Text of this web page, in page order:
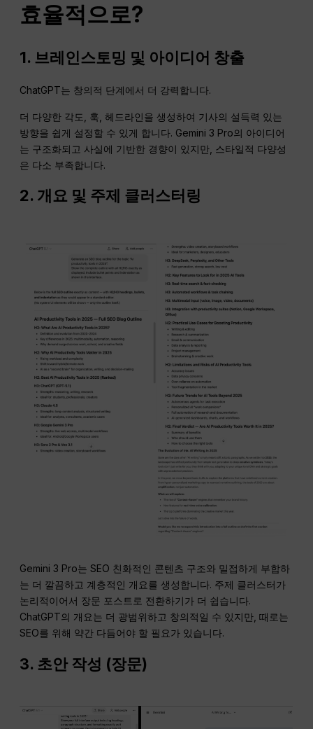
효율적으로?
1. 브레인스토밍 및 아이디어 창출
ChatGPT는 창의적 단계에서 더 강력합니다.
더 다양한 각도, 훅, 헤드라인을 생성하여 기사의 설득력 있는
방향을 쉽게 설정할 수 있게 합니다. Gemini 3 Pro의 아이디어
는 구조화되고 사실에 기반한 경향이 있지만, 스타일적 다양성
은 다소 부족합니다.
2. 개요 및 주제 클러스터링
Gemini 3 Pro는 SEO 친화적인 콘텐츠 구조와 밀접하게 부합하
는 더 깔끔하고 계층적인 개요를 생성합니다. 주제 클러스터가
논리적이어서 장문 포스트로 전환하기가 더 쉽습니다.
ChatGPT의 개요는 더 광범위하고 창의적일 수 있지만, 때로는
SEO를 위해 약간 다듬어야 할 필요가 있습니다.
3. 초안 작성 (장문)